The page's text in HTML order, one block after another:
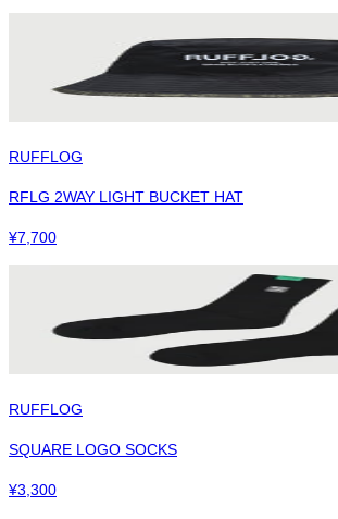
RUFFLOG
RFLG 2WAY LIGHT BUCKET HAT
¥7,700
RUFFLOG
SQUARE LOGO SOCKS
¥3,300